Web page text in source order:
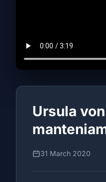
Ursula
31 March 2020